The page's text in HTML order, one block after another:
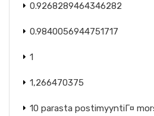
0.9268289464346282
0.9840056944751717
1
1,266470375
10 parasta postimyyntiГ¤